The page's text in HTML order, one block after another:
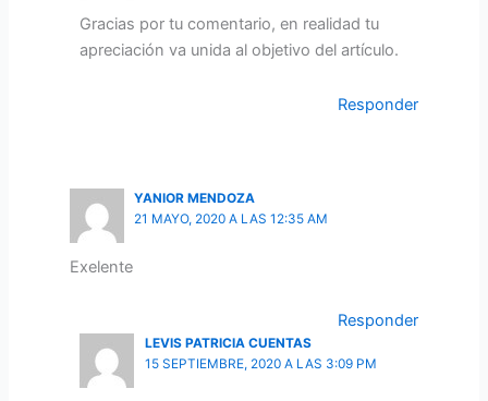
Gracias por tu comentario, en realidad tu
apreciación va unida al objetivo del artículo.
Responder
YANIOR MENDOZA
21 MAYO, 2020 A LAS 12:35 AM
Exelente
Responder
LEVIS PATRICIA CUENTAS
15 SEPTIEMBRE, 2020 A LAS 3:09 PM